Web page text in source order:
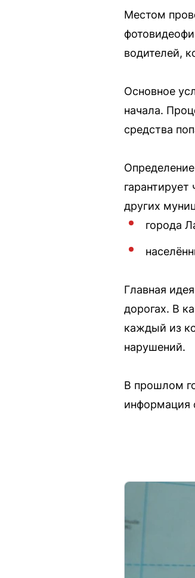
Местом
водителей,
Основное
начала.
средства
других
города
Главная
дорогах. В
каждый из
нарушений.
В прошлом
информация